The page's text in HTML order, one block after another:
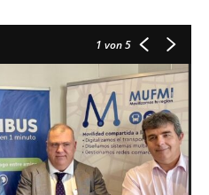
1 von 5